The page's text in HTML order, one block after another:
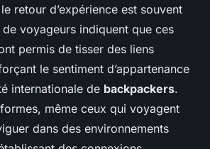
retour d’expérience est souvent
voyageurs indiquent que ces
permis de tisser des liens
le sentiment d’appartenance
internationale de backpackers.
même ceux qui voyagent
dans des environnements